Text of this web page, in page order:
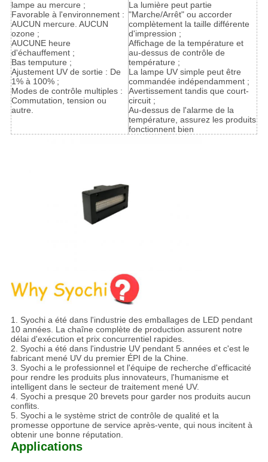
lampe au mercure ;
Favorable à l'environnement :
AUCUN mercure. AUCUN
ozone ;
AUCUNE heure
d'échauffement ;
Bas temputure ;
Ajustement UV de sortie : De
1% à 100% ;
Modes de contrôle multiples :
Commutation, tension ou
autre.
La lumière peut partie
"Marche/Arrêt" ou accorder
complètement la taille différente
d'impression ;
Affichage de la température et
au-dessus de contrôle de
température ;
La lampe UV simple peut être
commandée indépendamment ;
Avertissement tandis que court-
circuit ;
Au-dessus de l'alarme de la
température, assurez les produits
fonctionnent bien
1. Syochi a été dans l'industrie des emballages de LED pendant
10 années. La chaîne complète de production assurent notre
délai d'exécution et prix concurrentiel rapides.
2. Syochi a été dans l'industrie UV pendant 5 années et c'est le
fabricant mené UV du premier ÉPI de la Chine.
3. Syochi a le professionnel et l'équipe de recherche d'efficacité
pour rendre les produits plus innovateurs, l'humanisme et
intelligent dans le secteur de traitement mené UV.
4. Syochi a presque 20 brevets pour garder nos produits aucun
conflits.
5. Syochi a le système strict de contrôle de qualité et la
promesse opportune de service après-vente, qui nous incitent à
obtenir une bonne réputation.
Applications